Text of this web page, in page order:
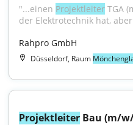
"...einen Projektleiter TGA
der Elektrotechnik hat,
Rahpro GmbH
Düsseldorf, Raum
Projektleiter Bau (m/